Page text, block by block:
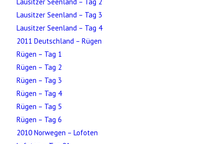
Lausitzer Seenland – Tag 3
Lausitzer Seenland – Tag 4
2011 Deutschland – Rügen
Rügen – Tag 1
Rügen – Tag 2
Rügen – Tag 3
Rügen – Tag 4
Rügen – Tag 5
Rügen – Tag 6
2010 Norwegen – Lofoten